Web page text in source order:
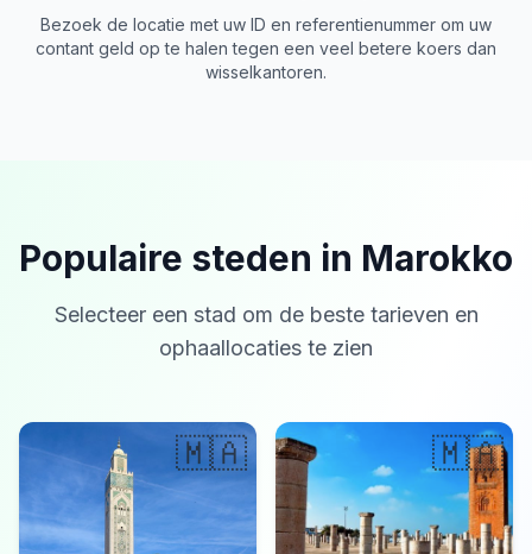
Bezoek de locatie met uw ID en referentienummer om uw
contant geld op te halen tegen een veel betere koers dan
wisselkantoren.
Populaire steden in Marokko
Selecteer een stad om de beste tarieven en
ophaallocaties te zien
🇲🇦 🇲🇦